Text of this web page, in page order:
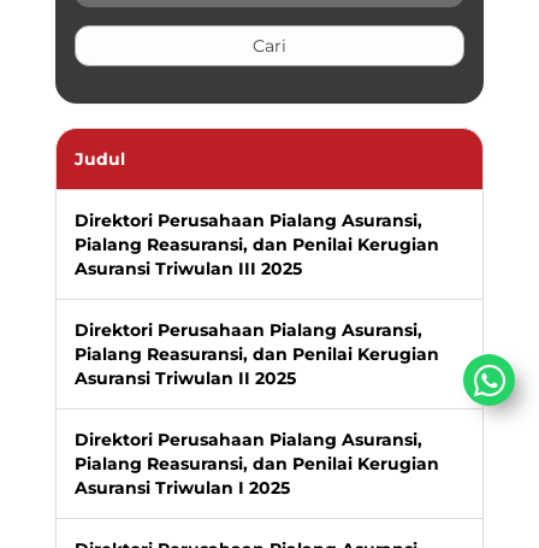
Judul
Direktori Perusahaan Pialang Asuransi,
Pialang Reasuransi, dan Penilai Kerugian
Asuransi Triwulan III 2025
Direktori Perusahaan Pialang Asuransi,
Pialang Reasuransi, dan Penilai Kerugian
Asuransi Triwulan II 2025
Direktori Perusahaan Pialang Asuransi,
Pialang Reasuransi, dan Penilai Kerugian
Asuransi Triwulan I 2025